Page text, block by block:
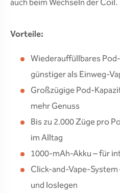
auch beim Wechseln der Coil.
Vorteile:
Wiederauffüllbares
günstiger als Einweg-
Großzügige Pod-
mehr Genuss
Bis zu 2.000 Züge pro
im Alltag
1000-mAh-Akku – für
Click-and-Vape-
und loslegen